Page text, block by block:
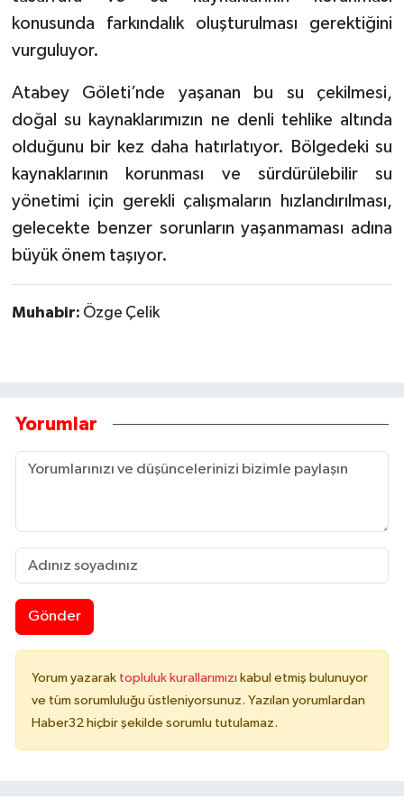
konusunda farkındalık oluşturulması gerektiğini
vurguluyor.
Atabey Göleti’nde yaşanan bu su çekilmesi,
doğal su kaynaklarımızın ne denli tehlike altında
olduğunu bir kez daha hatırlatıyor. Bölgedeki su
kaynaklarının korunması ve sürdürülebilir su
yönetimi için gerekli çalışmaların hızlandırılması,
gelecekte benzer sorunların yaşanmaması adına
büyük önem taşıyor.
Muhabir: Özge Çelik
Yorumlar
Gönder
Yorum yazarak topluluk kurallarımızı kabul etmiş bulunuyor
ve tüm sorumluluğu üstleniyorsunuz. Yazılan yorumlardan
Haber32 hiçbir şekilde sorumlu tutulamaz.